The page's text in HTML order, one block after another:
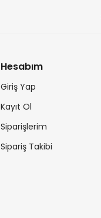
Hesabım
Giriş Yap
Kayıt Ol
Siparişlerim
Sipariş Takibi